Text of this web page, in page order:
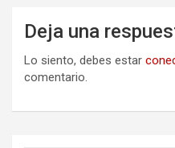
Deja una
Lo siento, debes estar
comentario.